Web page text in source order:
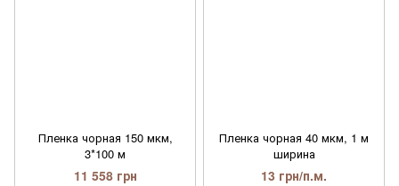
Пленка чорная 150 мкм,
3*100 м
11 558 грн
Пленка чорная 40 мкм, 1 м
ширина
13 грн/п.м.